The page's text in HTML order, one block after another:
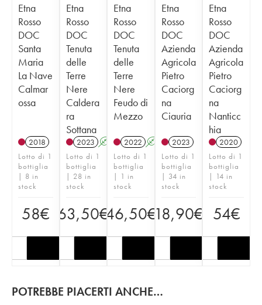
Etna
Rosso
DOC
Santa
Maria
La Nave
Calmar
ossa
2018
Lotto di 1
bottiglia
| 8 in
stock
58€
Etna
Rosso
DOC
Tenuta
delle
Terre
Nere
Caldera
ra
Sottana
2023 A
Lotto di 1
bottiglia
| 28 in
stock
63,50€
Etna
Rosso
DOC
Tenuta
delle
Terre
Nere
Feudo di
Mezzo
2022 A
Lotto di 1
bottiglia
| 1 in
stock
46,50€
Etna
Rosso
DOC
Azienda
Agricola
Pietro
Caciorg
na
Ciauria
2023
Lotto di 1
bottiglia
| 34 in
stock
18,90€
Etna
Rosso
DOC
Azienda
Agricola
Pietro
Caciorg
na
Nanticc
hia
2020
Lotto di 1
bottiglia
| 14 in
stock
54€
POTREBBE PIACERTI ANCHE…